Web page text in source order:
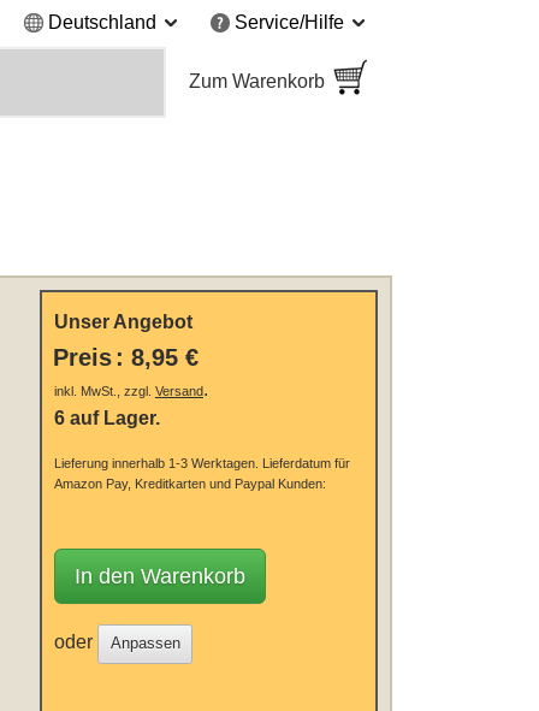
Deutschland Service/Hilfe
Zum Warenkorb
Unser Angebot
Preis : 8,95 €
inkl. MwSt., zzgl. Versand.
6 auf Lager.
Lieferung innerhalb 1-3 Werktagen.
Lieferdatum für
Amazon Pay, Kreditkarten und Paypal Kunden:
In den Warenkorb
oder Anpassen